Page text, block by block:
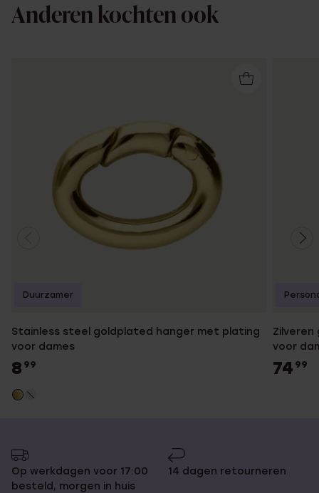
Anderen kochten ook
Stainless steel goldplated hanger met plating
voor dames
8 99
Duurzamer
voor
74 99
Op werkdagen voor 17:00
besteld, morgen in huis
14 dagen retourneren